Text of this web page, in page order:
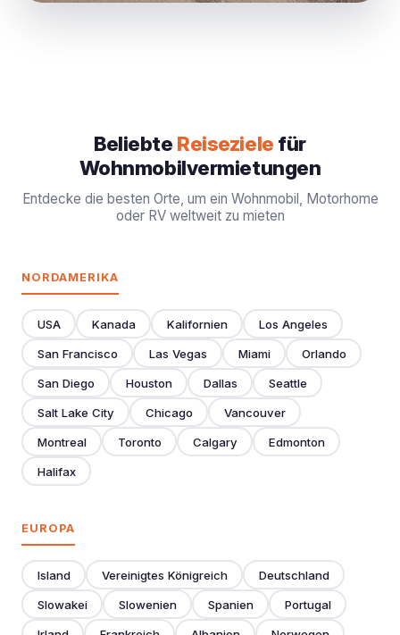
Beliebte Reiseziele für
Wohnmobilvermietungen
Entdecke die besten Orte, um ein Wohnmobil, Motorhome
oder RV weltweit zu mieten
NORDAMERIKA
USA Kanada Kalifornien Los Angeles
San Francisco Las Vegas Miami Orlando
San Diego Houston Dallas Seattle
Salt Lake City Chicago Vancouver
Montreal Toronto Calgary Edmonton
Halifax
EUROPA
Island Vereinigtes Königreich Deutschland
Slowakei Slowenien Spanien Portugal